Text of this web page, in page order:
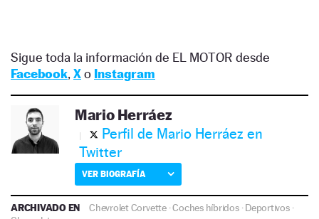
Sigue toda la información de EL MOTOR desde
Facebook, Xo Instagram
Mario Herráez
Perfil de Mario Herráez en
Twitter
VER BIOGRAFÍA
ARCHIVADO EN Chevrolet Corvette·Coches híbridos·Deportivos·